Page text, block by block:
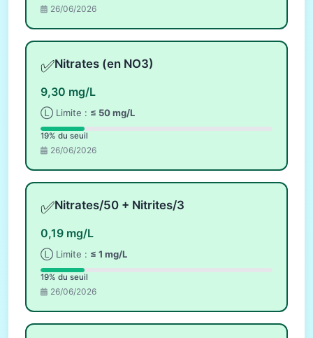
26/06/2026
✅Nitrates (en NO3)
9,30 mg/L
Ⓛ Limite : ≤ 50 mg/L
19% du seuil
26/06/2026
✅Nitrates/50 + Nitrites/3
0,19 mg/L
Ⓛ Limite : ≤ 1 mg/L
19% du seuil
26/06/2026